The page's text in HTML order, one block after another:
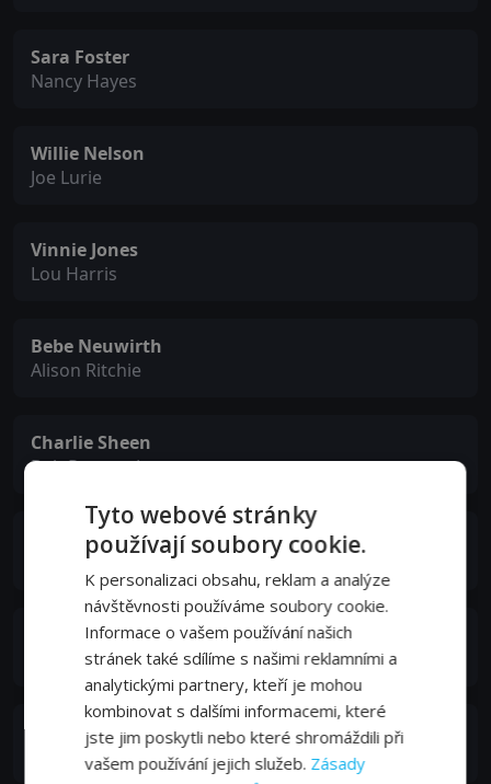
Sara Foster
Nancy Hayes
Willie Nelson
Joe Lurie
Vinnie Jones
Lou Harris
Bebe Neuwirth
Alison Ritchie
Charlie Sheen
Bob Rogers, Jr.
Harry Dean Stanton
Bob Rogers, Sr.
Andrew Wilson
Officer Ned Coleman
Gregory Sporleder
Frank Pizzarro
Tyto webové stránky
používají soubory cookie.
K personalizaci obsahu, reklam a analýze
návštěvnosti používáme soubory cookie.
Informace o vašem používání našich
stránek také sdílíme s našimi reklamními a
analytickými partnery, kteří je mohou
kombinovat s dalšími informacemi, které
jste jim poskytli nebo které shromáždili při
vašem používání jejich služeb. Zásady